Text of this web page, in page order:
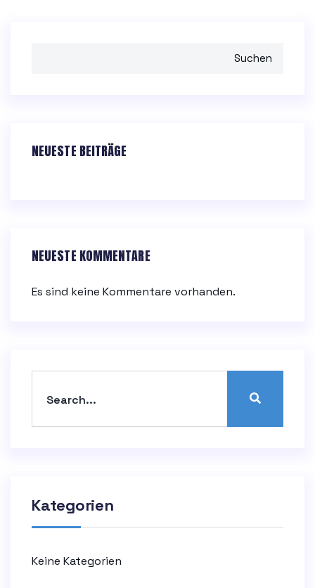
Suchen
NEUESTE BEITRÄGE
NEUESTE KOMMENTARE
Es sind keine Kommentare vorhanden.
Kategorien
Keine Kategorien